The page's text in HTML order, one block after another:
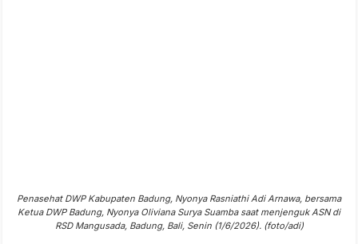
Penasehat DWP Kabupaten Badung, Nyonya Rasniathi Adi Arnawa, bersama
Ketua DWP Badung, Nyonya Oliviana Surya Suamba saat menjenguk ASN di
RSD Mangusada, Badung, Bali, Senin (1/6/2026). (foto/adi)